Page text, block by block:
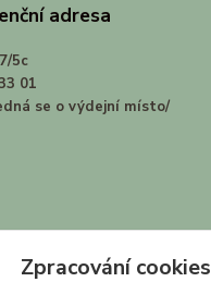
adresa
5c
01
se o výdejní místo/
Zpracování cookies